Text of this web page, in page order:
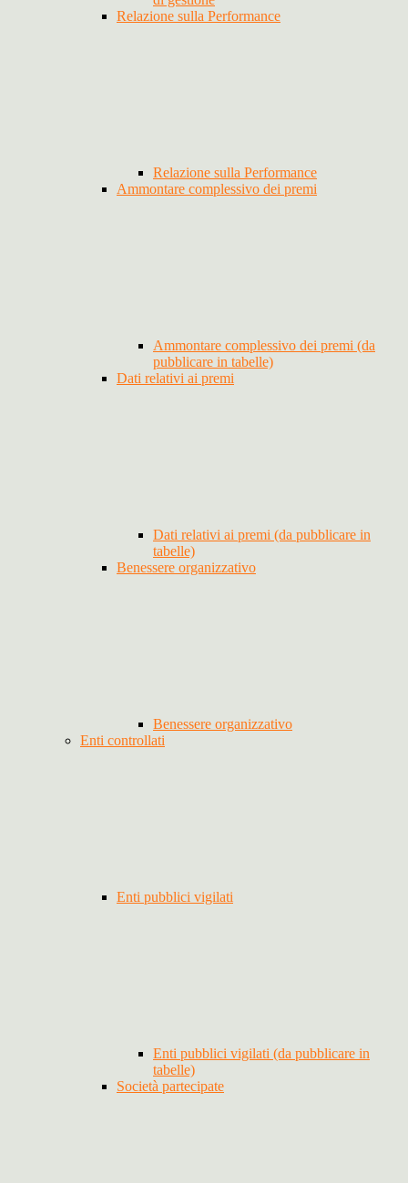
Relazione sulla Performance
Relazione sulla Performance
Ammontare complessivo dei premi
Ammontare complessivo dei premi (da
pubblicare in tabelle)
Dati relativi ai premi
Dati relativi ai premi (da pubblicare in
tabelle)
Benessere organizzativo
Benessere organizzativo
Enti controllati
Enti pubblici vigilati
Enti pubblici vigilati (da pubblicare in
tabelle)
Società partecipate